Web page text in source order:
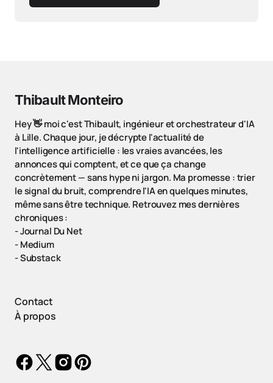
Thibault Monteiro
Hey 👋 moi c'est Thibault, ingénieur et orchestrateur d'IA
à Lille. Chaque jour, je décrypte l'actualité de
l'intelligence artificielle : les vraies avancées, les
annonces qui comptent, et ce que ça change
concrètement — sans hype ni jargon. Ma promesse : trier
le signal du bruit, comprendre l'IA en quelques minutes,
même sans être technique. Retrouvez mes dernières
chroniques :
-Journal Du Net
-Medium
-Substack
Contact
À propos